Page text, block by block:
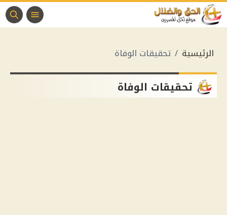
الرئيسية تحقيقات الوفاة
تحقيقات الوفاة